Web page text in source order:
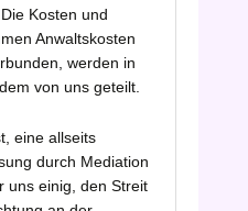
Kosten und
Anwaltskosten
werden in
von uns geteilt.
eine allseits
durch Mediation
uns einig, den Streit